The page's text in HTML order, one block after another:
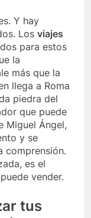
Y hay
Los viajes
para estos
la
más que la
llega a Roma
piedra del
que puede
Miguel Ángel,
y se
comprensión.
es el
vender.
tus